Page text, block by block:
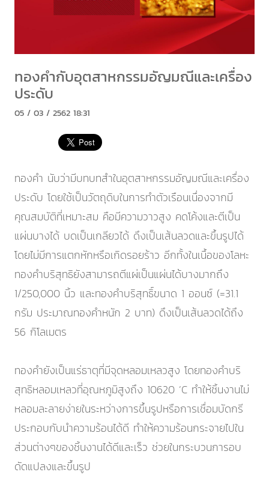
ทองคำกับอุตสาหกรรมอัญมณีและเครื่อง
ประดับ
05 / 03 / 2562 18:31
ทองคำ นับว่ามีบทบทสำในอุตสาหกรรมอัญมณีและเครื่อง
ประดับ โดยใช้เป็นวัตถุดิบในการทำตัวเรือนเนื่องจากมี
คุณสมบัติที่เหมาะสม คือมีความวาวสูง คดโค้งและตีเป็น
แผ่นบางได้ บดเป็นเกลียวได้ ดึงเป็นเส้นลวดและขึ้นรูปได้
โดยไม่มีการแตกหักหรือเกิดรอยร้าว อีกทั้งในเนื้อของโลหะ
ทองคำบริสุทธิยังสามารถตีแผ่เป็นแผ่นได้บางมากถึง
1/250,000 นิ้ว และทองคำบริสุทธิ์ขนาด 1 ออนซ์ (=31.1
กรัม ประมาณทองคำหนัก 2 บาท) ดึงเป็นเส้นลวดได้ถึง
56 กิโลเมตร
ทองคำยังเป็นแร่ธาตุที่มีจุดหลอมเหลวสูง โดยทองคำบริ
สุทธิหลอมเหลวที่อุณหภูมิสูงถึง 10620 ’C ทำให้ชิ้นงานไม่
หลอมละลายง่ายในระหว่างการขึ้นรูปหรือการเชื่อมบัดกรี
ประกอบกับนำความร้อนได้ดี ทำให้ความร้อนกระจายไปใน
ส่วนต่างๆของชิ้นงานได้ดีและเร็ว ช่วยในกระบวนการอบ
ดัดแปลงและขึ้นรูป